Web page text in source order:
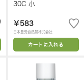
30C 小
￥583
日本豊受自然農株式会社
カートに入れる